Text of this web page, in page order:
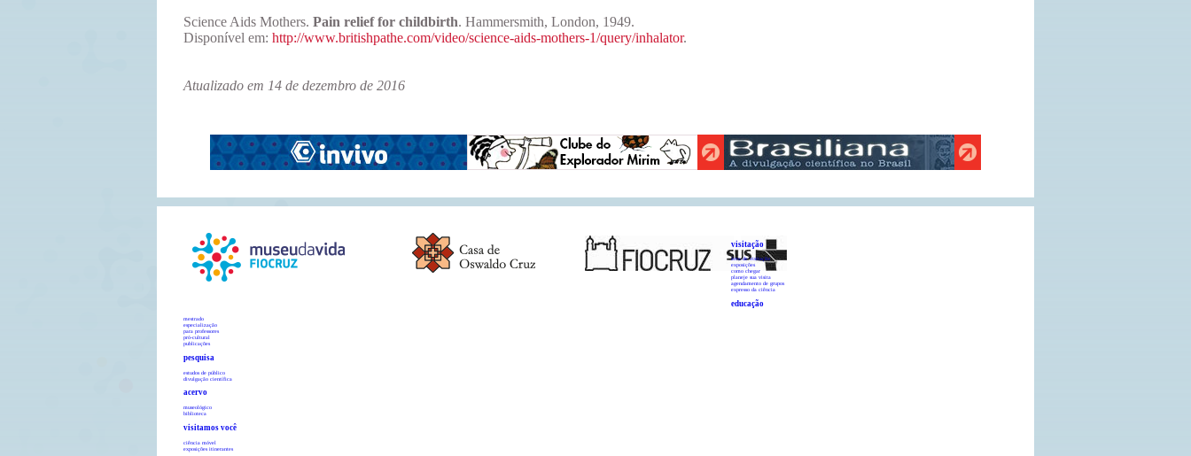
Science Aids Mothers. Pain relief for childbirth. Hammersmith, London, 1949.
Disponível em: http://www.britishpathe.com/video/science-aids-mothers-1/query/inhalator.
Atualizado em 14 de dezembro de 2016
visitação
área de visitação
exposições
como chegar
planeje sua visita
agendamento de grupos
expresso da ciência
educação
mestrado
especialização
para professores
pró-cultural
publicações
pesquisa
estudos de público
divulgação científica
acervo
museológico
biblioteca
visitamos você
ciência móvel
exposições itinerantes